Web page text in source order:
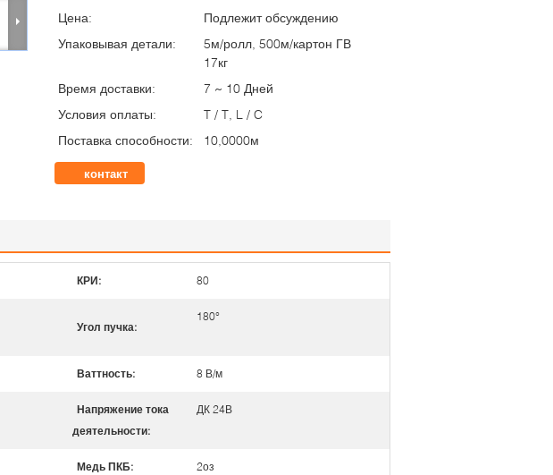
Цена:
Подлежит обсуждению
Упаковывая детали:
5м/ролл, 500м/картон ГВ
17кг
Время доставки:
7 ~ 10 Дней
Условия оплаты:
T / T, L / C
Поставка способности:
10,0000м
контакт
КРИ: 80
Угол пучка:
180°
Ваттность: 8 В/м
Напряжение тока
деятельности:
ДК 24В
Медь ПКБ: 2оз